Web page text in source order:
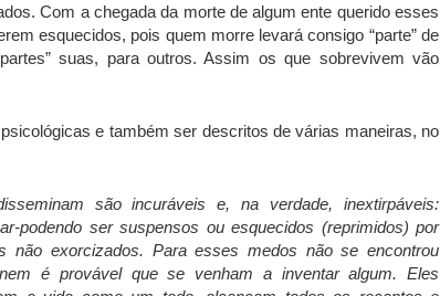
Com a chegada da morte de algum ente querido esses
esquecidos, pois quem morre levará consigo “parte” de
suas, para outros. Assim os que sobrevivem vão
e também ser descritos de várias maneiras, no
são incuráveis e, na verdade, inextirpáveis:
podendo ser suspensos ou esquecidos (reprimidos) por
não exorcizados. Para esses medos não se encontrou
é provável que se venham a inventar algum. Eles